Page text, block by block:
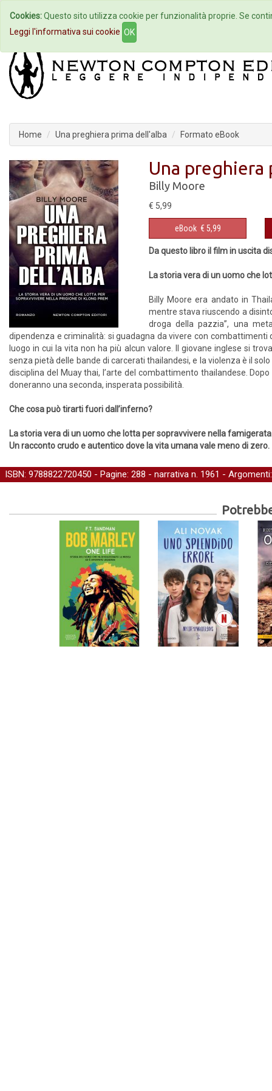
Home Autori Eventi
Home Una preghiera prima dell'alba Formato eBook
Una preghiera
Billy Moore
€ 5,99
eBook € 5,99
Da questo libro il film in uscita
La storia vera di un uomo che
Billy Moore era andato in
mentre stava riuscendo a
droga della pazzia”, una
dipendenza e criminalità: si guadagna da vivere con
luogo in cui la vita non ha più alcun valore. Il giovane inglese si
senza pietà delle bande di carcerati thailandesi, e la violenza è il
disciplina del Muay thai, l’arte del combattimento thailandese.
doneranno una seconda, insperata possibilità.
Che cosa può tirarti fuori dall’inferno?
La storia vera di un uomo che lotta per sopravvivere nella
Un racconto crudo e autentico dove la vita umana vale meno di zero.
ISBN: 9788822720450 - Pagine: 288 - narrativa n. 1961 -
Cookies:Questo sito utilizza cookie per funzionalità proprie. Se
Leggi l'informativa sui cookie OK